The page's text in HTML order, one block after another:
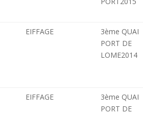
EIFFAGE
3ème QUAI
PORT DE
LOME2014
EIFFAGE
3ème QUAI
PORT DE